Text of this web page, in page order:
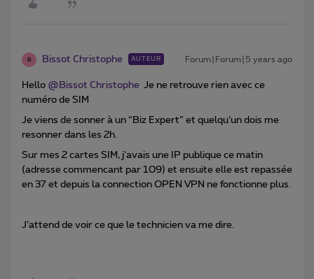
B Bissot Christophe AUTEUR Forum|Forum|5 years ago
Hello @Bissot Christophe Je ne retrouve rien avec ce
numéro de SIM
Je viens de sonner à un “Biz Expert” et quelqu’un dois me
resonner dans les 2h.
Sur mes 2 cartes SIM, j’avais une IP publique ce matin
(adresse commencant par 109) et ensuite elle est repassée
en 37 et depuis la connection OPEN VPN ne fonctionne plus.
J’attend de voir ce que le technicien va me dire.